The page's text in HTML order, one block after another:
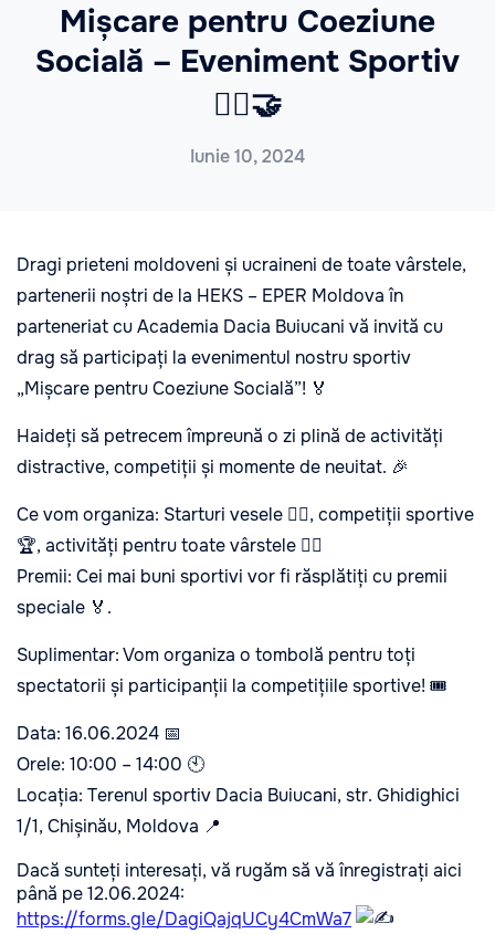
Mișcare pentru Coeziune
Socială – Eveniment Sportiv
🏃‍♂️🤝
Iunie 10, 2024
Dragi prieteni moldoveni și ucraineni de toate vârstele,
partenerii noștri de la HEKS – EPER Moldova în
parteneriat cu Academia Dacia Buiucani vă invită cu
drag să participați la evenimentul nostru sportiv
„Mișcare pentru Coeziune Socială”! 🏅
Haideți să petrecem împreună o zi plină de activități
distractive, competiții și momente de neuitat. 🎉
Ce vom organiza: Starturi vesele 🏃‍♀️, competiții sportive
🏆, activități pentru toate vârstele 🤸‍♂️
Premii: Cei mai buni sportivi vor fi răsplătiți cu premii
speciale 🏅.
Suplimentar: Vom organiza o tombolă pentru toți
spectatorii și participanții la competițiile sportive! 🎟️
Data: 16.06.2024 📅
Orele: 10:00 – 14:00 🕙
Locația: Terenul sportiv Dacia Buiucani, str. Ghidighici
1/1, Chișinău, Moldova 📍
Dacă sunteți interesați, vă rugăm să vă înregistrați aici
până pe 12.06.2024:
https://forms.gle/DagiQajqUCy4CmWa7